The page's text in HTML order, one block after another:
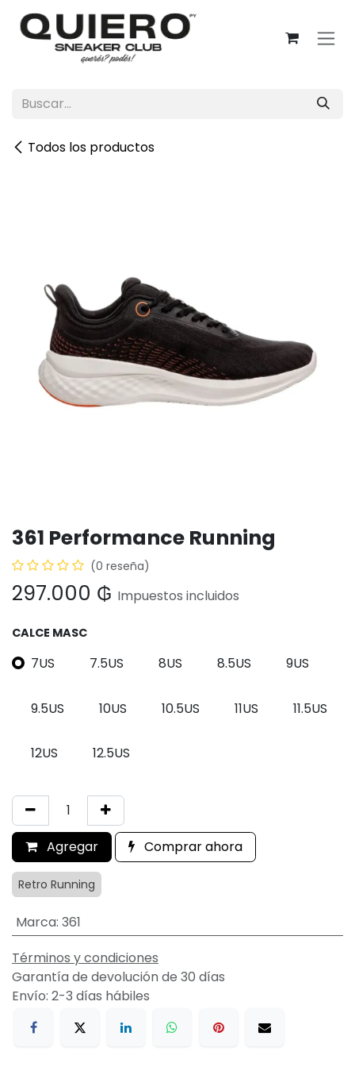
Ir al contenido
Todos los productos
361 Performance Running
(0 reseña)
297.000 ₲ Impuestos incluidos
CALCE MASC
7US 7.5US 8US 8.5US 9US
9.5US 10US 10.5US 11US 11.5US
12US 12.5US
Agregar Comprar ahora
Retro Running
Marca: 361
Términos y condiciones
Garantía de devolución de 30 días
Envío: 2-3 días hábiles